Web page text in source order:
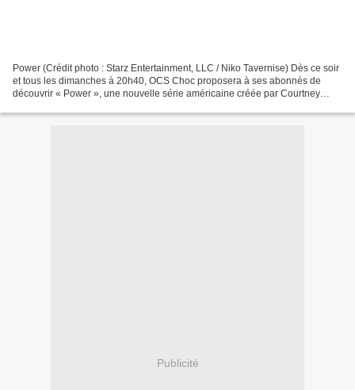
Power (Crédit photo : Starz Entertainment, LLC / Niko Tavernise) Dès ce soir
et tous les dimanches à 20h40, OCS Choc proposera à ses abonnés de
découvrir « Power », une nouvelle série américaine créée par Courtney
Publicité